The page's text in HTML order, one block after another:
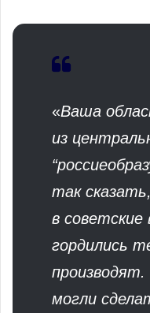
«Ваша
из
так
в
гордились
могли